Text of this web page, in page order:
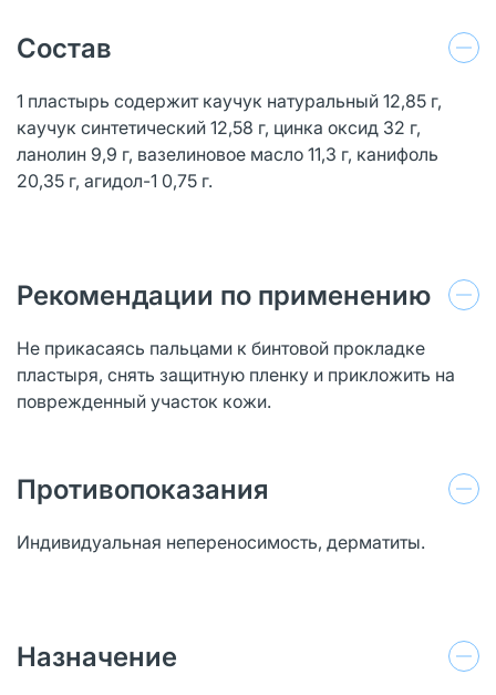
Состав
1 пластырь содержит каучук натуральный 12,85 г,
каучук синтетический 12,58 г, цинка оксид 32 г,
ланолин 9,9 г, вазелиновое масло 11,3 г, канифоль
20,35 г, агидол-1 0,75 г.
Рекомендации по применению
Не прикасаясь пальцами к бинтовой прокладке
пластыря, снять защитную пленку и прикложить на
поврежденный участок кожи.
Противопоказания
Индивидуальная непереносимость, дерматиты.
Назначение